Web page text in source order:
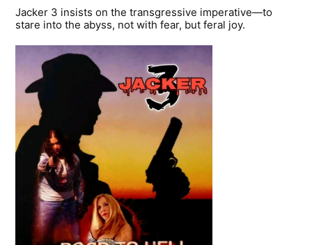
Jacker 3 insists on the transgressive imperative—to
stare into the abyss, not with fear, but feral joy.